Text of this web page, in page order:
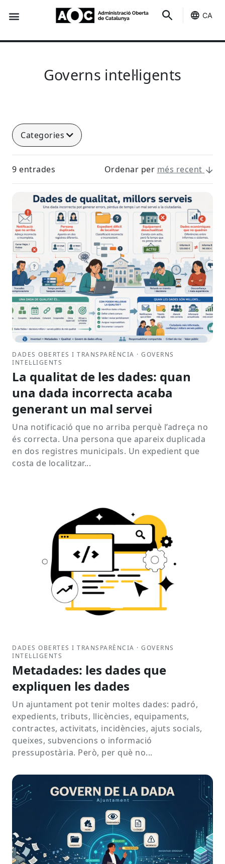
CA
Governs intel·ligents
Categories
9 entrades Ordenar per més recent
DADES OBERTES I TRANSPARÈNCIA · GOVERNS
INTEL·LIGENTS
La qualitat de les dades: quan
una dada incorrecta acaba
generant un mal servei
Una notificació que no arriba perquè l’adreça no
és correcta. Una persona que apareix duplicada
en dos registres municipals. Un expedient que
costa de localitzar...
DADES OBERTES I TRANSPARÈNCIA · GOVERNS
INTEL·LIGENTS
Metadades: les dades que
expliquen les dades
Un ajuntament pot tenir moltes dades: padró,
expedients, tributs, llicències, equipaments,
contractes, activitats, incidències, ajuts socials,
queixes, subvencions o informació
pressupostària. Però, per què no...